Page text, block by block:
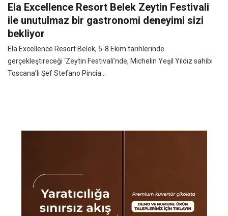
Ela Excellence Resort Belek Zeytin Festivali
ile unutulmaz bir gastronomi deneyimi sizi
bekliyor
Ela Excellence Resort Belek, 5-8 Ekim tarihlerinde
gerçekleştireceği ‘Zeytin Festivali’nde, Michelin Yeşil Yıldız sahibi
Toscana’lı Şef Stefano Pincia...